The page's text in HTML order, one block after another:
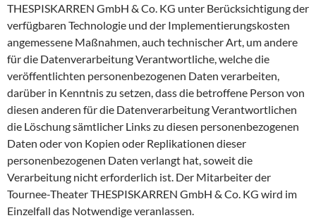
THESPISKARREN GmbH & Co. KG unter Berücksichtigung der
verfügbaren Technologie und der Implementierungskosten
angemessene Maßnahmen, auch technischer Art, um andere
für die Datenverarbeitung Verantwortliche, welche die
veröffentlichten personenbezogenen Daten verarbeiten,
darüber in Kenntnis zu setzen, dass die betroffene Person von
diesen anderen für die Datenverarbeitung Verantwortlichen
die Löschung sämtlicher Links zu diesen personenbezogenen
Daten oder von Kopien oder Replikationen dieser
personenbezogenen Daten verlangt hat, soweit die
Verarbeitung nicht erforderlich ist. Der Mitarbeiter der
Tournee-Theater THESPISKARREN GmbH & Co. KG wird im
Einzelfall das Notwendige veranlassen.